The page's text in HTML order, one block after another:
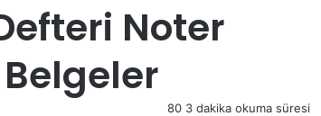
Noter
80 3 dakika okuma süresi